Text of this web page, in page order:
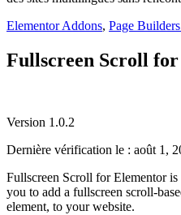
Elementor Addons, Page
Fullscreen Scroll
Version 1.0.2
Dernière vérification le : août 1,
Fullscreen Scroll for Elementor
you to add a fullscreen scroll-
element, to your website.